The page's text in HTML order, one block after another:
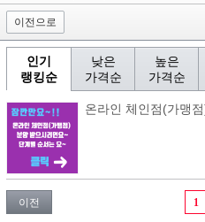
이전으로
인기
랭킹순
낮은
가격순
높은
가격순
온라인 체인점(가맹
이전 1